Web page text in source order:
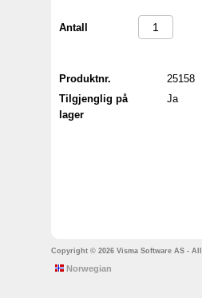
Antall
Produktnr.
25158
Tilgjenglig på
lager
Ja
Copyright © 2026 Visma Software AS -
Norwegian